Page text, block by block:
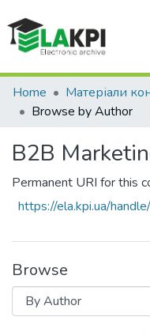
Communities &
All of DSpace
Home
Browse by Author
B2B
Permanent URI for this
https://ela.kpi.ua/
Browse